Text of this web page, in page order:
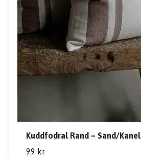
Kuddfodral Rand – Sand/Kanel
99 kr